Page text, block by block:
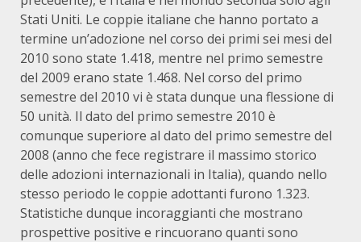
Stati Uniti. Le coppie italiane che hanno portato a
termine un’adozione nel corso dei primi sei mesi del
2010 sono state 1.418, mentre nel primo semestre
del 2009 erano state 1.468. Nel corso del primo
semestre del 2010 vi è stata dunque una flessione di
50 unità. Il dato del primo semestre 2010 è
comunque superiore al dato del primo semestre del
2008 (anno che fece registrare il massimo storico
delle adozioni internazionali in Italia), quando nello
stesso periodo le coppie adottanti furono 1.323.
Statistiche dunque incoraggianti che mostrano
prospettive positive e rincuorano quanti sono